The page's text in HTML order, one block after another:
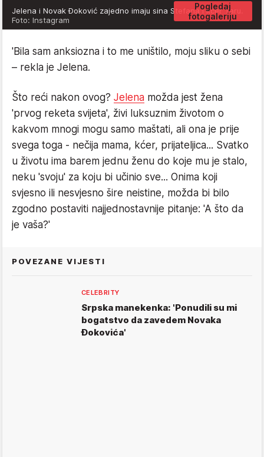
Pogledaj
fotogaleriju
Jelena i Novak Đoković zajedno imaju sina Stefana i kćer Taru.
Foto: Instagram
'Bila sam anksiozna i to me uništilo, moju sliku o sebi
– rekla je Jelena.
Što reći nakon ovog? Jelena možda jest žena
'prvog reketa svijeta', živi luksuznim životom o
kakvom mnogi mogu samo maštati, ali ona je prije
svega toga - nečija mama, kćer, prijateljica... Svatko
u životu ima barem jednu ženu do koje mu je stalo,
neku 'svoju' za koju bi učinio sve... Onima koji
svjesno ili nesvjesno šire neistine, možda bi bilo
zgodno postaviti najjednostavnije pitanje: 'A što da
je vaša?'
POVEZANE VIJESTI
CELEBRITY
Srpska manekenka: 'Ponudili su mi
bogatstvo da zavedem Novaka
Đokovića'